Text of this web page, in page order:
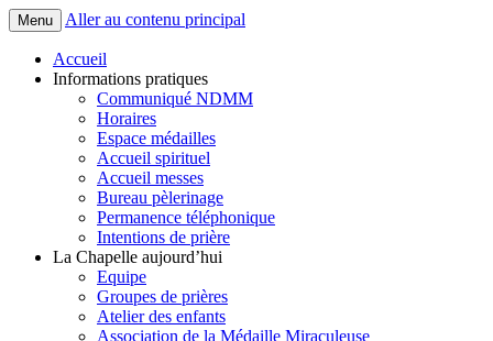
Menu Aller au contenu principal
Accueil
Informations pratiques
Communiqué NDMM
Horaires
Espace médailles
Accueil spirituel
Accueil messes
Bureau pèlerinage
Permanence téléphonique
Intentions de prière
La Chapelle aujourd’hui
Equipe
Groupes de prières
Atelier des enfants
Association de la Médaille Miraculeuse